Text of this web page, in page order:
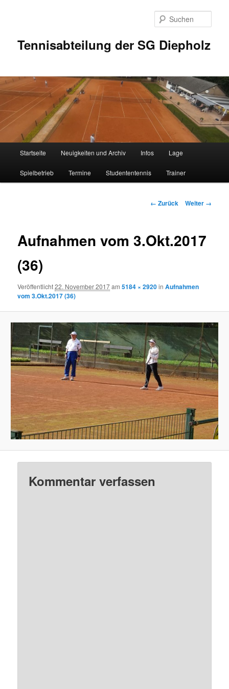
Tennisabteilung der SG Diepholz
Startseite Neuigkeiten und Archiv Infos Lage
Spielbetrieb Termine Studententennis Trainer
Bilder-
← Zurück Weiter →
Aufnahmen vom 3.Okt.2017
(36)
Veröffentlicht22. November 2017am5184 × 2920inAufnahmen
vom 3.Okt.2017 (36)
Kommentar verfassen